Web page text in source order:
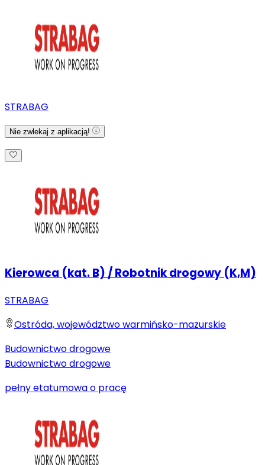
STRABAG
Nie zwlekaj z aplikacją!
Kierowca (kat. B) / Robotnik drogowy (K,M)
STRABAG
Ostróda, województwo warmińsko-mazurskie
Budownictwo drogowe
Budownictwo drogowe
pełny etatumowa o pracę